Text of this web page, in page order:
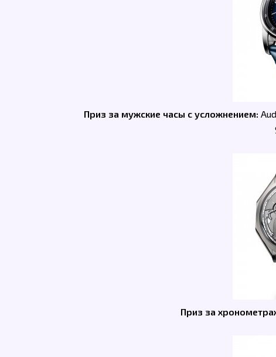
Приз за мужские часы с усложнением:
Приз за